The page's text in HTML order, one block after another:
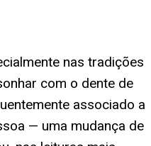
nas tradições
com o dente de
associado a
— uma mudança de